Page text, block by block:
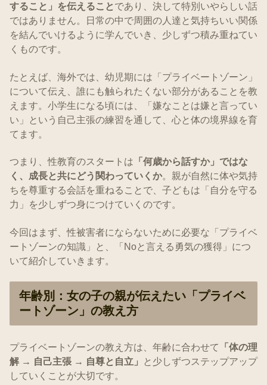
すること」を伝えること であり、決して特別いやらしい話
ではありません。日常の中で周囲の人達と気持ちいい関係
を結んでいけるように学んでいき、少しずつ積み重ねてい
くものです。
たとえば、海外では、幼児期には「プライベートゾーン」
について伝え、誰にも触られたくない部分があることを教
えます。小学生になる頃には、「嫌なことは嫌と言ってい
い」という自己主張の練習を通して、心と体の境界線を育
てます。
つまり、性教育のスタートは 「何歳から話すか」ではな
く、成長と共にどう関わっていくか。親が自然に体や気持
ちを尊重する会話を重ねることで、子どもは「自分を守る
力」を少しずつ身につけていくのです。
今回はまず、性被害者にならないために必要な「プライベ
ートゾーンの知識」と、「Noと言える勇気の獲得」につ
いて紹介していきます。
年齢別：女の子の親が伝えたい「プライベ
ートゾーン」の教え方
プライベートゾーンの教え方は、年齢に合わせて
「体の理
解 → 自己主張 → 自尊と自立」
と少しずつステップアップ
していくことが大切です。